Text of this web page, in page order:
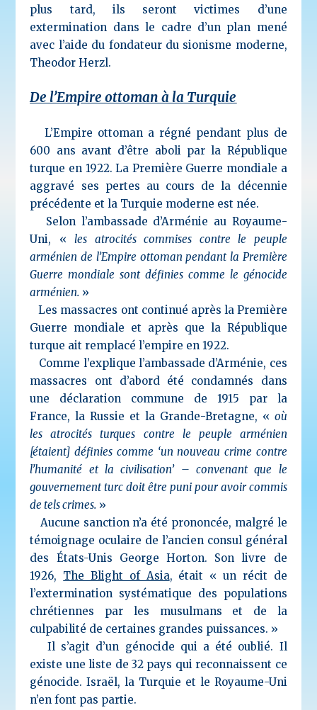
plus tard, ils seront victimes d’une
extermination dans le cadre d’un plan mené
avec l’aide du fondateur du sionisme moderne,
Theodor Herzl.
De l’Empire ottoman à la Turquie
L’Empire ottoman a régné pendant plus de
600 ans avant d’être aboli par la République
turque en 1922. La Première Guerre mondiale a
aggravé ses pertes au cours de la décennie
précédente et la Turquie moderne est née.
Selon l’ambassade d’Arménie au Royaume-
Uni, «les atrocités commises contre le peuple
arménien de l’Empire ottoman pendant la Première
Guerre mondiale sont définies comme le génocide
arménien. »
Les massacres ont continué après la Première
Guerre mondiale et après que la République
turque ait remplacé l’empire en 1922.
Comme l’explique l’ambassade d’Arménie, ces
massacres ont d’abord été condamnés dans
une déclaration commune de 1915 par la
France, la Russie et la Grande-Bretagne, « où
les atrocités turques contre le peuple arménien
[étaient] définies comme ‘un nouveau crime contre
l’humanité et la civilisation’ – convenant que le
gouvernement turc doit être puni pour avoir commis
de tels crimes. »
Aucune sanction n’a été prononcée, malgré le
témoignage oculaire de l’ancien consul général
des États-Unis George Horton. Son livre de
1926, The Blight of Asia, était « un récit de
l’extermination systématique des populations
chrétiennes par les musulmans et de la
culpabilité de certaines grandes puissances. »
Il s’agit d’un génocide qui a été oublié. Il
existe une liste de 32 pays quireconnaissent ce
génocide. Israël, la Turquie et le Royaume-Uni
n’en font pas partie.